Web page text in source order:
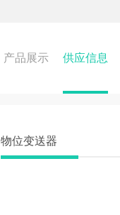
产品展示 供应信息
物位变送器